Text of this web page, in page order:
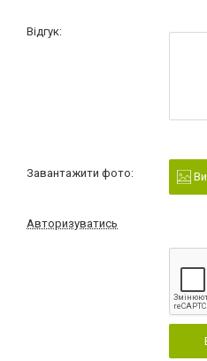
Відгук:
Завантажити фото:
Авторизуватись